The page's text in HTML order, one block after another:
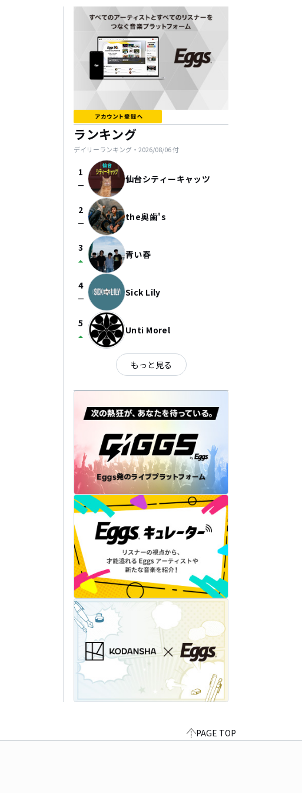
ランキング
デイリーランキング・ 2026/08/06付
1
check_indeterminate_small 仙台シティーキャッツ
2
check_indeterminate_small the奥歯's
3
arrow_drop_up 青い春
4
check_indeterminate_small Sick Lily
5
arrow_drop_up Unti Morel
もっと見る
PAGE TOP